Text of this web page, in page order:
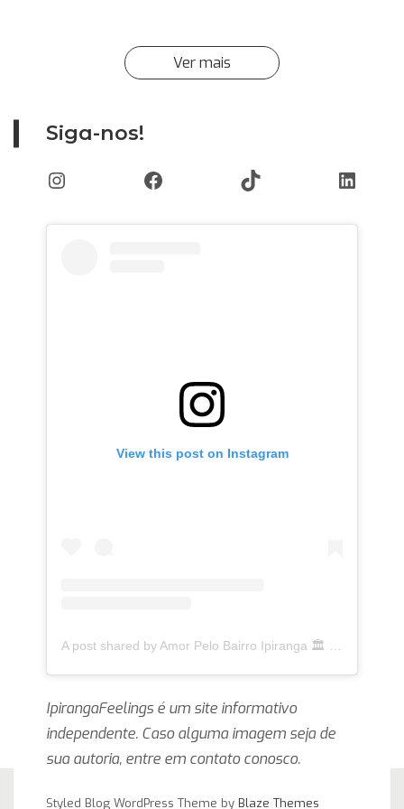
Ver mais
Siga-nos!
InstagramFacebook TikTok
View this post on Instagram
IpirangaFeelings é um site informativo
independente. Caso alguma imagem seja de
sua autoria, entre em contato conosco.
Styled Blog WordPress Theme by Blaze Themes